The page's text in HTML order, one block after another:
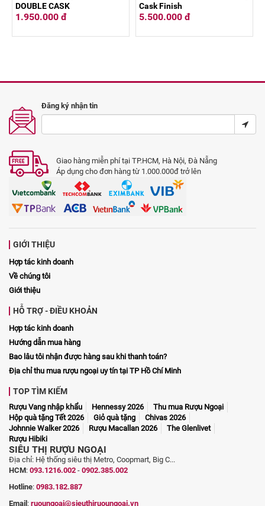
DOUBLE CASK
1.950.000 đ
Cask Finish
5.500.000 đ
Đăng ký nhận tin
Giao hàng miễn phí tại TP.HCM, Hà Nội, Đà Nẵng
Áp dụng cho đơn hàng từ 1.000.000đ trở lên
GIỚI THIỆU
Hợp tác kinh doanh
Về chúng tôi
Giới thiệu
HỖ TRỢ - ĐIỀU KHOẢN
Hợp tác kinh doanh
Hướng dẫn mua hàng
Bao lâu tôi nhận được hàng sau khi thanh toán?
Địa chỉ thu mua rượu ngoại uy tín tại TP Hồ Chí Minh
TOP TÌM KIẾM
Rượu Vang nhập khẩu Hennessy 2026
Thu mua Rượu Ngoại
Hộp quà tặng Tết 2026
Giỏ quà tặng
Chivas 2026
Johnnie Walker 2026
Rượu Macallan 2026
The Glenlivet
Rượu Hibiki
SIÊU THỊ RƯỢU NGOẠI
Địa chỉ: Hệ thống siêu thị Metro, Coopmart, Big C...
HCM: 093.1216.002 - 0902.385.002
Hotline: 0983.182.887
Email : ruoungoai@sieuthiruoungoai.vn